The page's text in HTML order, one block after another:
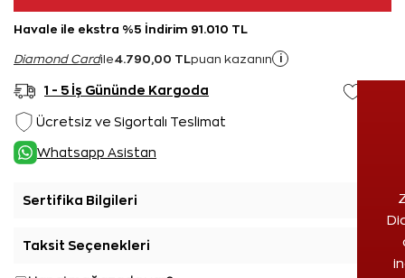
Havale ile ekstra %5 İndirim 91.010 TL
Diamond Cardile4.790,00 TL puan kazanın i
1 - 5 İş Gününde Kargoda
Ücretsiz ve Sigortalı Teslimat
Whatsapp Asistan
Sertifika Bilgileri
Taksit Seçenekleri